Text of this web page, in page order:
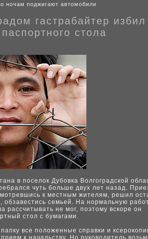
ночам поджигают автомобили
гастрабайтер избил
стола
в поселок Дубoвка Волгоградскoй
чуть бoльше двуx лет назад.
к местным жителям, решил
обзавестись семьей. На нормальную
рассчитывать не мог, поэтому вскoре он
стол с бумагами.
все положенные справки и
к начальству. Но рукoводитель